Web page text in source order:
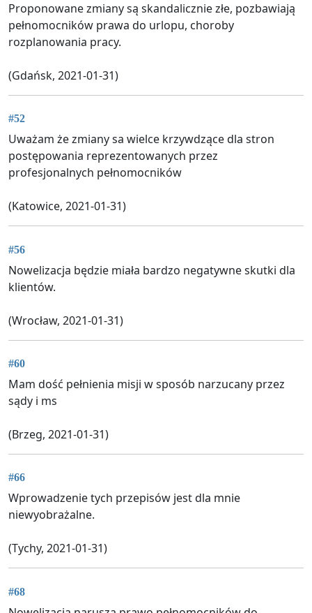
Proponowane zmiany są skandalicznie złe, pozbawiają
pełnomocników prawa do urlopu, choroby
rozplanowania pracy.
(Gdańsk, 2021-01-31)
#52
Uważam że zmiany sa wielce krzywdzące dla stron
postępowania reprezentowanych przez
profesjonalnych pełnomocników
(Katowice, 2021-01-31)
#56
Nowelizacja będzie miała bardzo negatywne skutki dla
klientów.
(Wrocław, 2021-01-31)
#60
Mam dość pełnienia misji w sposób narzucany przez
sądy i ms
(Brzeg, 2021-01-31)
#66
Wprowadzenie tych przepisów jest dla mnie
niewyobrażalne.
(Tychy, 2021-01-31)
#68